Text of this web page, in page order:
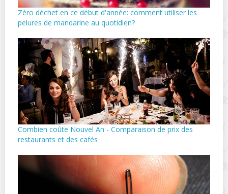
Zéro déchet en ce début d'année: comment utiliser les
pelures de mandarine au quotidien?
Combien coûte Nouvel An - Comparaison de prix des
restaurants et des cafés